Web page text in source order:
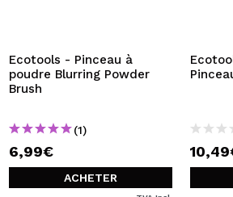
effectuer vos achats rapidement,
commandes et consulter vos
CRÉER UN
Ecotools - Pinceau à
poudre Blurring Powder
Brush
(1)
6,99€
ACHETER